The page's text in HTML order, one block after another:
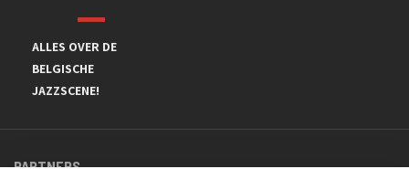
ALLES OVER DE
BELGISCHE
JAZZSCENE!